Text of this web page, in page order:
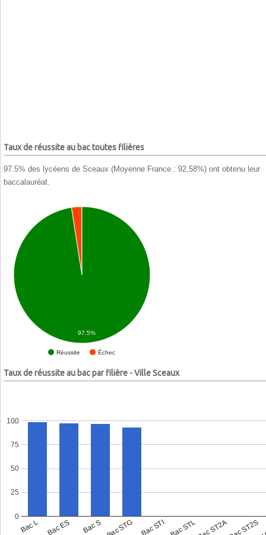
Taux de réussite au bac toutes filières
97.5% des lycéens de Sceaux (Moyenne France : 92,58%) ont obtenu leur
baccalauréat.
Réussite Échec
97.5%
Taux de réussite au bac par filière - Ville Sceaux
Bac L Bac ES Bac S Bac STG Bac STI Bac STLBac ST2ABac ST2S
0
25
50
75
100